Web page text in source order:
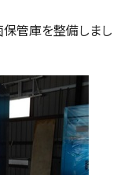
管庫を整備しまし